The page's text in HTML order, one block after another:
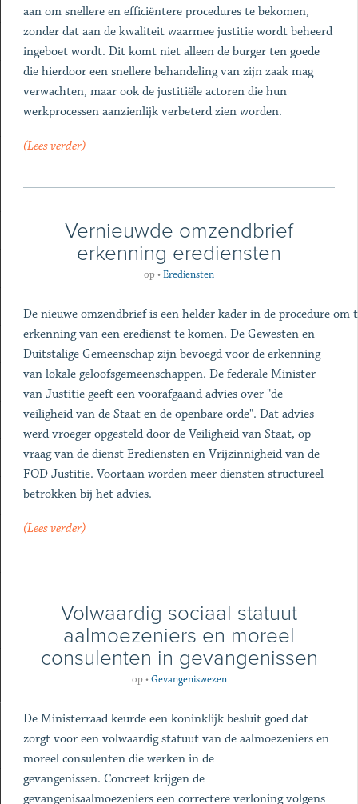
aan om snellere en efficiëntere procedures te bekomen,
zonder dat aan de kwaliteit waarmee justitie wordt beheerd
ingeboet wordt. Dit komt niet alleen de burger ten goede
die hierdoor een snellere behandeling van zijn zaak mag
verwachten, maar ook de justitiële actoren die hun
werkprocessen aanzienlijk verbeterd zien worden.
(Lees verder)
Vernieuwde omzendbrief
erkenning erediensten
op•Erediensten
De nieuwe omzendbrief is een helder kader in de procedure om
erkenning van een eredienst te komen. De Gewesten en
Duitstalige Gemeenschap zijn bevoegd voor de erkenning
van lokale geloofsgemeenschappen. De federale Minister
van Justitie geeft een voorafgaand advies over "de
veiligheid van de Staat en de openbare orde". Dat advies
werd vroeger opgesteld door de Veiligheid van Staat, op
vraag van de dienst Erediensten en Vrijzinnigheid van de
FOD Justitie. Voortaan worden meer diensten structureel
betrokken bij het advies.
(Lees verder)
Volwaardig sociaal statuut
aalmoezeniers en moreel
consulenten in gevangenissen
op •Gevangeniswezen
De Ministerraad keurde een koninklijk besluit goed dat
zorgt voor een volwaardig statuut van de aalmoezeniers en
moreel consulenten die werken in de
gevangenissen. Concreet krijgen de
gevangenisaalmoezeniers een correctere verloning volgens